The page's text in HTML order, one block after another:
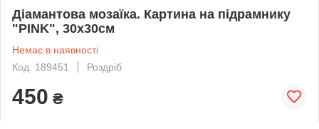
Діамантова мозаїка. Картина на підрамнику
"PINK", 30х30см
Немає в наявності
Код: 189451
Роздріб
450 ₴